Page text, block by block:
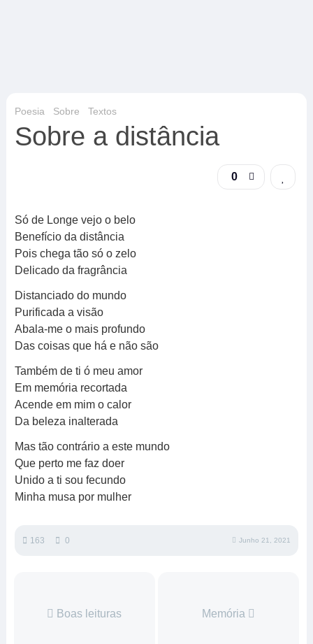
Poesia Sobre Textos
Sobre a distância
0
Só de Longe vejo o belo
Benefício da distância
Pois chega tão só o zelo
Delicado da fragrância
Distanciado do mundo
Purificada a visão
Abala-me o mais profundo
Das coisas que há e não são
Também de ti ó meu amor
Em memória recortada
Acende em mim o calor
Da beleza inalterada
Mas tão contrário a este mundo
Que perto me faz doer
Unido a ti sou fecundo
Minha musa por mulher
163 0 Junho 21, 2021
Boas leituras Memória